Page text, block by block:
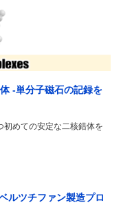
-単分子磁石の記録を
めての安定な二核錯体を
ルツチファン製造プロ